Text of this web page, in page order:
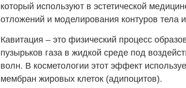
который используют в эстетической
отложений и моделирования контуров тела
Кавитация – это физический процесс
пузырьков газа в жидкой среде под
волн. В косметологии этот эффект
мембран жировых клеток (адипоцитов).